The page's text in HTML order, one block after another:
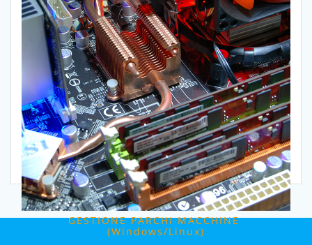
GESTIONE PARCHI MACCHINE
(Windows/Linux)